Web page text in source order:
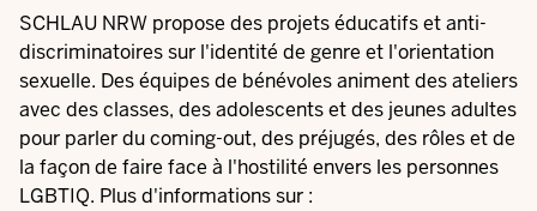
SCHLAU NRW propose des projets éducatifs et anti-
discriminatoires sur l'identité de genre et l'orientation
sexuelle. Des équipes de bénévoles animent des ateliers
avec des classes, des adolescents et des jeunes adultes
pour parler du coming-out, des préjugés, des rôles et de
la façon de faire face à l'hostilité envers les personnes
LGBTIQ. Plus d'informations sur :